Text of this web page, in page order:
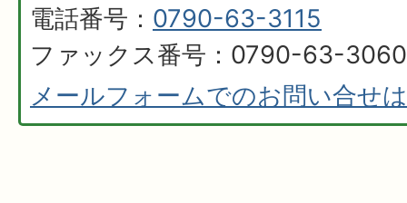
電話番号： 0790-63-3115
ファックス番号：0790-63-3060
メールフォームでのお問い合せ